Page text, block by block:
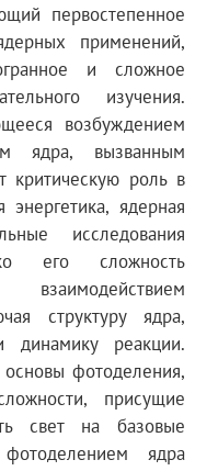
первостепенное
применений,
и сложное
изучения.
возбуждением
ядра, вызванным
критическую роль в
энергетика, ядерная
исследования
его сложность
структуру ядра,
реакции.
основы фотоделения,
присущие
свет на базовые
ядра